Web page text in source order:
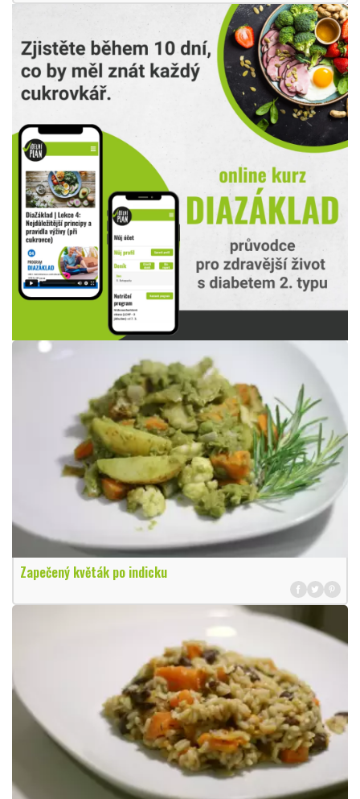
Zapečený květák po indicku